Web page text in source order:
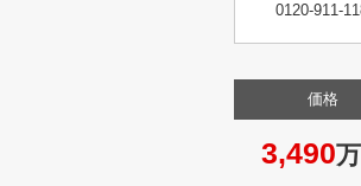
0120-911-
価格
3,490